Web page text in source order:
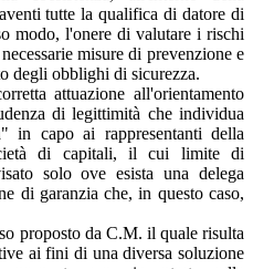
tutte la qualifica di datore di
modo, l'onere di valutare i rischi
misure di prevenzione e
degli obblighi di sicurezza.
attuazione all'orientamento
di legittimità che individua
in capo ai rappresentanti della
di capitali, il cui limite di
solo ove esista una delega
di garanzia che, in questo caso,
proposto da C.M. il quale risulta
ai fini di una diversa soluzione